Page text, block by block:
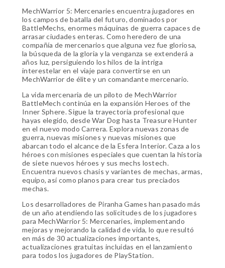
MechWarrior 5: Mercenaries encuentra jugadores en
los campos de batalla del futuro, dominados por
BattleMechs, enormes máquinas de guerra capaces de
arrasar ciudades enteras. Como heredero de una
compañía de mercenarios que alguna vez fue gloriosa,
la búsqueda de la gloria y la venganza se extenderá a
años luz, persiguiendo los hilos de la intriga
interestelar en el viaje para convertirse en un
MechWarrior de élite y un comandante mercenario.
La vida mercenaria de un piloto de MechWarrior
BattleMech continúa en la expansión Heroes of the
Inner Sphere. Sigue la trayectoria profesional que
hayas elegido, desde War Dog hasta Treasure Hunter
en el nuevo modo Carrera. Explora nuevas zonas de
guerra, nuevas misiones y nuevas misiones que
abarcan todo el alcance de la Esfera Interior. Caza a los
héroes con misiones especiales que cuentan la historia
de siete nuevos héroes y sus mechs lostech.
Encuentra nuevos chasis y variantes de mechas, armas,
equipo, así como planos para crear tus preciados
mechas.
Los desarrolladores de Piranha Games han pasado más
de un año atendiendo las solicitudes de los jugadores
para MechWarrior 5: Mercenaries, implementando
mejoras y mejorando la calidad de vida, lo que resultó
en más de 30 actualizaciones importantes,
actualizaciones gratuitas incluidas en el lanzamiento
para todos los jugadores de PlayStation.